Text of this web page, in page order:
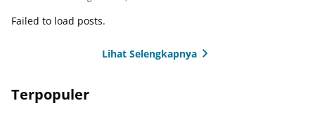
Failed to load posts.
Lihat Selengkapnya
Terpopuler